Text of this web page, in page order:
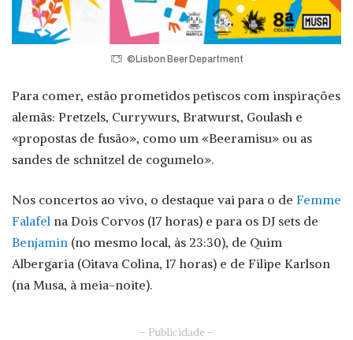
©Lisbon Beer Department
Para comer, estão prometidos petiscos com inspirações
alemãs: Pretzels, Currywurs, Bratwurst, Goulash e
«propostas de fusão», como um «Beeramisu» ou as
sandes de schnitzel de cogumelo».
Nos concertos ao vivo, o destaque vai para o de Femme
Falafel na Dois Corvos (17 horas) e para os DJ sets de
Benjamin (no mesmo local, às 23:30), de Quim
Albergaria (Oitava Colina, 17 horas) e de Filipe Karlson
(na Musa, à meia-noite).
– Publicidade –